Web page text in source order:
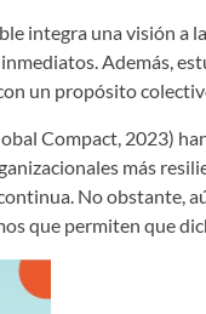
integra una visión
Además,
un propósito
Compact, 2023)
más
No obstante,
que permiten que